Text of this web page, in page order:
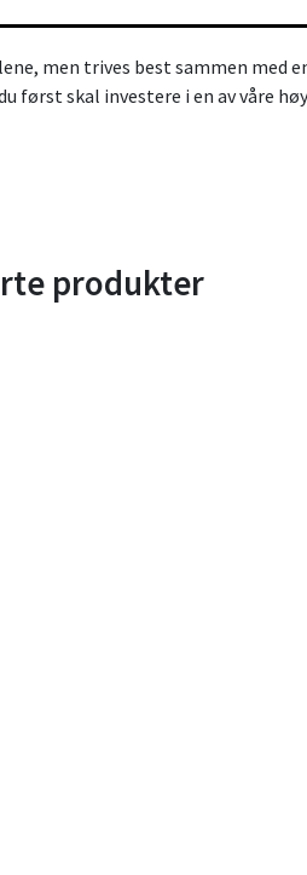
men trives best sammen med
først skal investere i en av våre
produkter